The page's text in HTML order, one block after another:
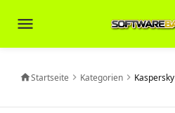
menu
homeStartseite chevron_right Kategorien chevron_right Kaspersky
Veni Aria E.
z. B. Ihre Bestellnummer (z.B.